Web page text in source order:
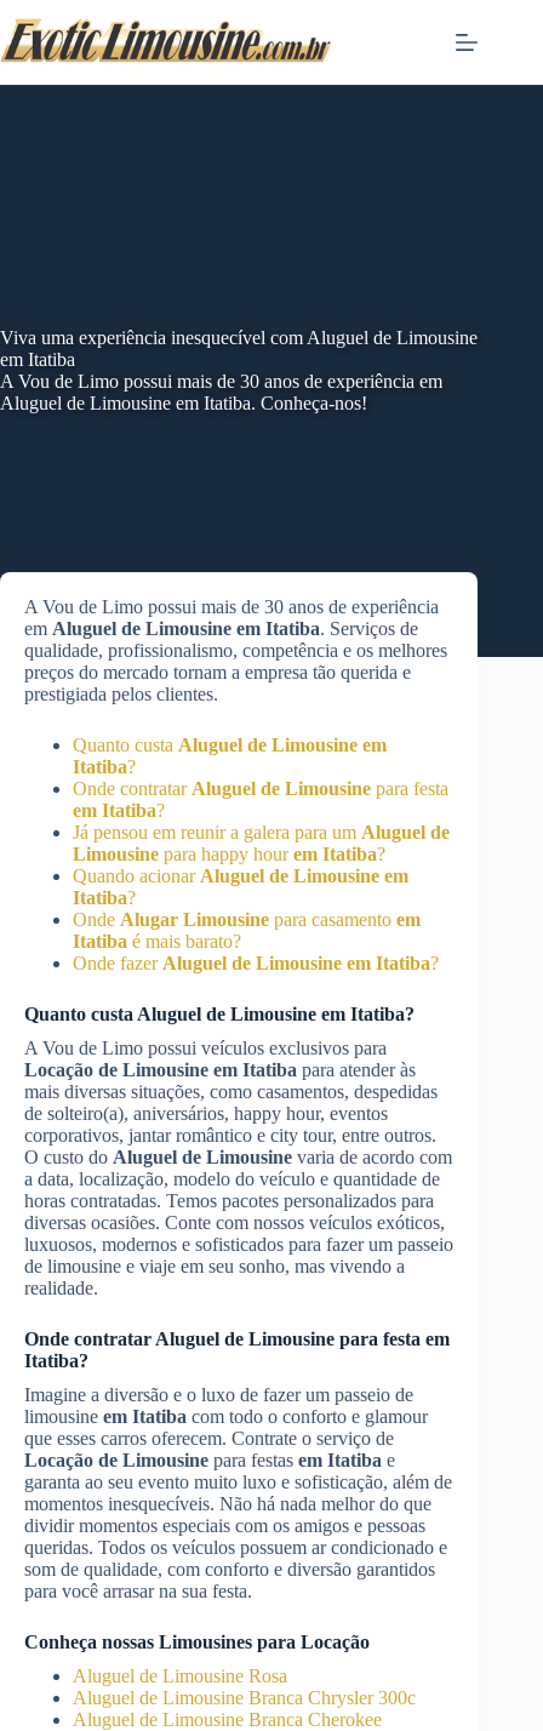
to
content
Viva uma experiência inesquecível com Aluguel de Limousine
em Itatiba
A Vou de Limo possui mais de 30 anos de experiência em
Aluguel de Limousine em Itatiba. Conheça-nos!
A Vou de Limo possui mais de 30 anos de experiência
em Aluguel de Limousine em Itatiba. Serviços de
qualidade, profissionalismo, competência e os melhores
preços do mercado tornam a empresa tão querida e
prestigiada pelos clientes.
Quanto custa Aluguel de Limousine em
Itatiba?
Onde contratar Aluguel de Limousine para festa
em Itatiba?
Já pensou em reunir a galera para um Aluguel de
Limousine para happy hourem Itatiba?
Quando acionar Aluguel de Limousine em
Itatiba?
Onde Alugar Limousine para casamento em
Itatiba é mais barato?
Onde fazer Aluguel de Limousine em Itatiba?
Quanto custa Aluguel de Limousine em Itatiba?
A Vou de Limo possui veículos exclusivos para
Locação de Limousine em Itatiba para atender às
mais diversas situações, como casamentos, despedidas
de solteiro(a), aniversários, happy hour, eventos
corporativos, jantar romântico e city tour, entre outros.
O custo do Aluguel de Limousine varia de acordo com
a data, localização, modelo do veículo e quantidade de
horas contratadas. Temos pacotes personalizados para
diversas ocasiões. Conte com nossos veículos exóticos,
luxuosos, modernos e sofisticados para fazer um passeio
de limousine e viaje em seu sonho, mas vivendo a
realidade.
Onde contratar Aluguel de Limousine para festa em
Itatiba?
Imagine a diversão e o luxo de fazer um passeio de
limousine em Itatiba com todo o conforto e glamour
que esses carros oferecem. Contrate o serviço de
Locação de Limousine para festas em Itatiba e
garanta ao seu evento muito luxo e sofisticação, além de
momentos inesquecíveis. Não há nada melhor do que
dividir momentos especiais com os amigos e pessoas
queridas. Todos os veículos possuem ar condicionado e
som de qualidade, com conforto e diversão garantidos
para você arrasar na sua festa.
Conheça nossas Limousines para Locação
Aluguel de Limousine Rosa
Aluguel de Limousine Branca Chrysler 300c
Aluguel de Limousine Branca Cherokee